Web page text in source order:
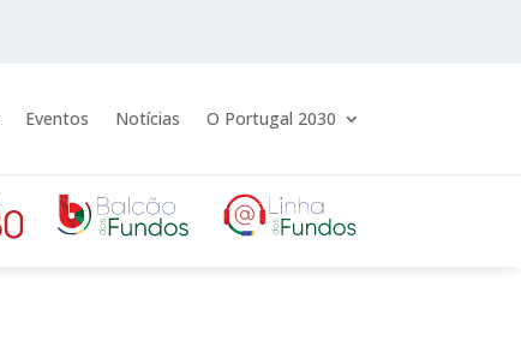
Eventos Notícias O Portugal 2030